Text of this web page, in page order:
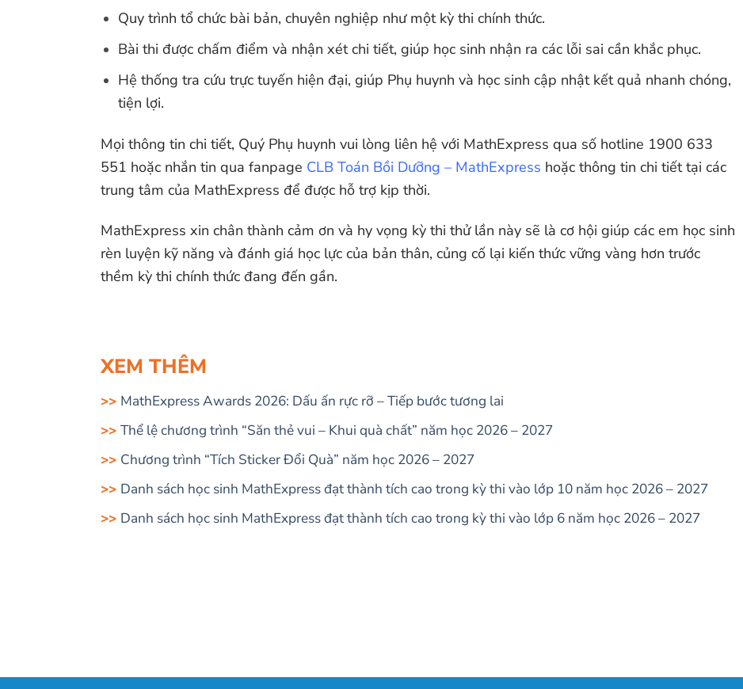
Quy trình tổ chức bài bản, chuyên nghiệp như một kỳ thi chính thức.
Bài thi được chấm điểm và nhận xét chi tiết, giúp học sinh nhận ra các lỗi sai cần khắc phục.
Hệ thống tra cứu trực tuyến hiện đại, giúp Phụ huynh và học sinh cập nhật kết quả nhanh chóng,
tiện lợi.
Mọi thông tin chi tiết, Quý Phụ huynh vui lòng liên hệ với MathExpress qua số hotline 1900 633
551 hoặc nhắn tin qua fanpage CLB Toán Bồi Dưỡng – MathExpress hoặc thông tin chi tiết tại các
trung tâm của MathExpress để được hỗ trợ kịp thời.
MathExpress xin chân thành cảm ơn và hy vọng kỳ thi thử lần này sẽ là cơ hội giúp các em học sinh
rèn luyện kỹ năng và đánh giá học lực của bản thân, củng cố lại kiến thức vững vàng hơn trước
thềm kỳ thi chính thức đang đến gần.
XEM THÊM
MathExpress Awards 2026: Dấu ấn rực rỡ – Tiếp bước tương lai
Thể lệ chương trình “Săn thẻ vui – Khui quà chất” năm học 2026 – 2027
Chương trình “Tích Sticker Đổi Quà” năm học 2026 – 2027
Danh sách học sinh MathExpress đạt thành tích cao trong kỳ thi vào lớp 10 năm học 2026 – 2027
Danh sách học sinh MathExpress đạt thành tích cao trong kỳ thi vào lớp 6 năm học 2026 – 2027